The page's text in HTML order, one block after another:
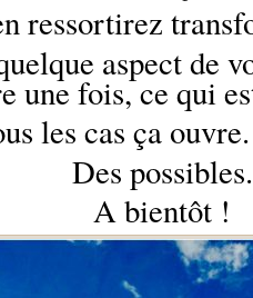
ressortirez
aspect de
une fois, ce qui
les cas ça
Des possibles.
A bientôt !